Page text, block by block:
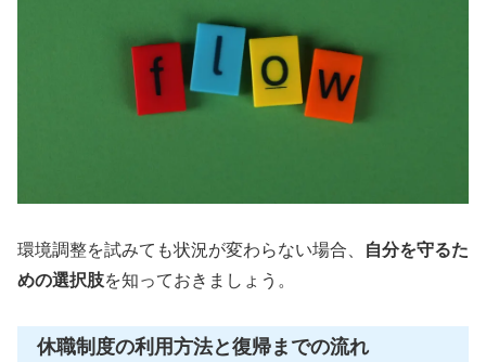
環境調整を試みても状況が変わらない場合、
自分を守るた
めの選択肢を知っておきましょう。
休職制度の利用方法と復帰までの流れ